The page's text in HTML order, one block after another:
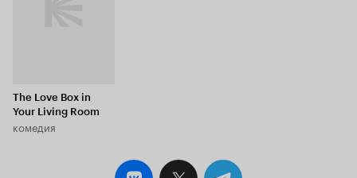
The Love Box in
Your Living Room
комедия